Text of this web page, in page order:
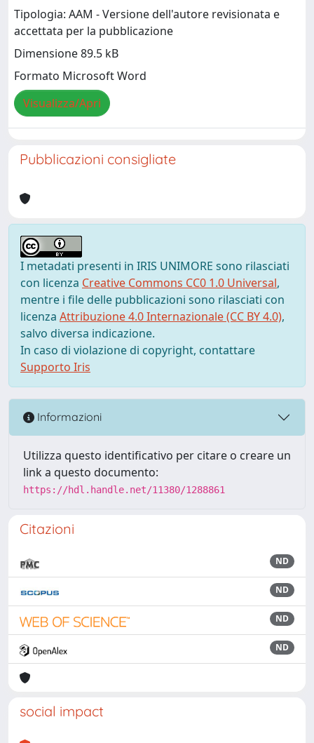
Tipologia: AAM - Versione dell'autore revisionata e
accettata per la pubblicazione
Dimensione 89.5 kB
Formato Microsoft Word
Visualizza/Apri
Pubblicazioni consigliate
I metadati presenti in IRIS UNIMORE sono rilasciati
con licenza Creative Commons CC0 1.0 Universal,
mentre i file delle pubblicazioni sono rilasciati con
licenza Attribuzione 4.0 Internazionale (CC BY 4.0),
salvo diversa indicazione.
In caso di violazione di copyright, contattare
Supporto Iris
Informazioni
Utilizza questo identificativo per citare o creare un
link a questo documento:
https://hdl.handle.net/11380/1288861
Citazioni
ND
ND
ND
ND
social impact